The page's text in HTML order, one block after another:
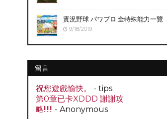
實況野球 パワプロ 全特殊能力一覽
9/18/2019
留言
祝您遊戲愉快。
- tips
第0章已卡XDDD 謝謝攻
略!!!!!! - Anonymous